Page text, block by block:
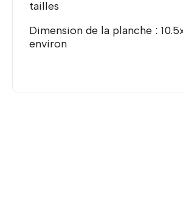
tailles
Dimension de la planche :
environ